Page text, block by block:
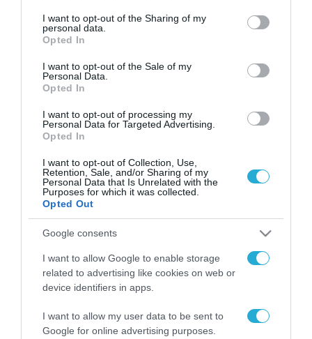
not limited to your visit or usage behaviour. You may click to
grant or deny consent to Google and its third-party tags to
use your data for below specified purposes in below Google
consent section.
I want to opt-out of the Sharing of my
personal data.
Opted In
I want to opt-out of the Sale of my
Personal Data.
Opted In
I want to opt-out of processing my
Personal Data for Targeted Advertising.
Opted In
I want to opt-out of Collection, Use,
Retention, Sale, and/or Sharing of my
Personal Data that Is Unrelated with the
Purposes for which it was collected.
Opted Out
Google consents
I want to allow Google to enable storage
related to advertising like cookies on web or
device identifiers in apps.
I want to allow my user data to be sent to
Google for online advertising purposes.
ΡΟΗ ΕΙΔΗΣΕΩΝ
Το χρηματοδοτούμενο
από την ΕΕ έργο “The
Gaming Police”
των παιδιών στο
διαδίκτυο
31.07.2026